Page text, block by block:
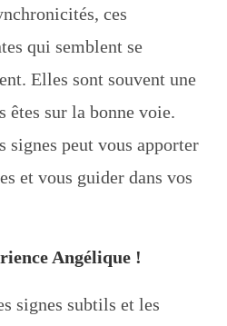
ces
qui semblent se
Elles sont souvent une
êtes sur la bonne voie.
signes peut vous apporter
et vous guider dans vos
Angélique !
signes subtils et les